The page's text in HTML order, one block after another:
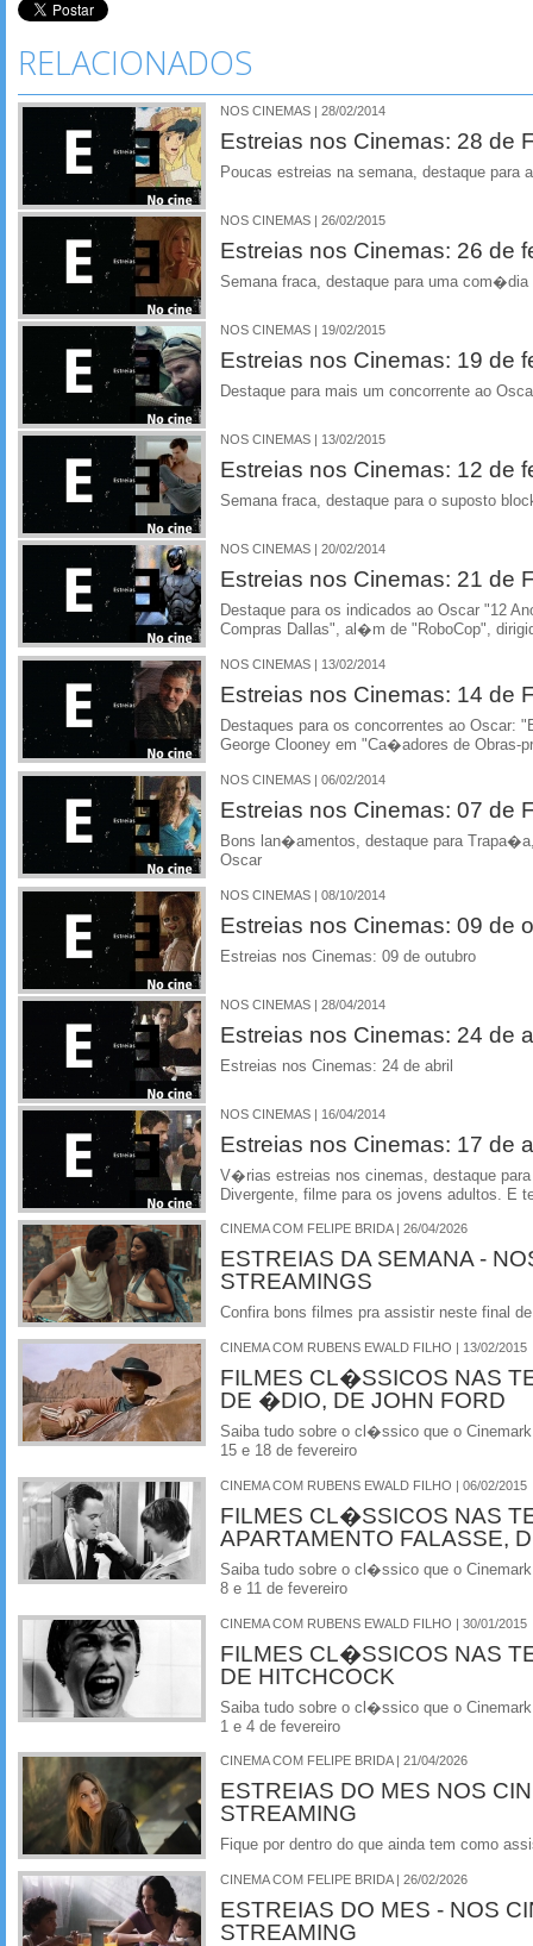
RELACIONADOS
NOS CINEMAS | 28/02/2014
Estreias nos Cinemas: 28 de
Poucas estreias na semana, destaque
NOS CINEMAS | 26/02/2015
Estreias nos Cinemas: 26 de
Semana fraca, destaque para uma com�dia
NOS CINEMAS | 19/02/2015
Estreias nos Cinemas: 19 de
Destaque para mais um concorrente ao
NOS CINEMAS | 13/02/2015
Estreias nos Cinemas: 12 de
Semana fraca, destaque para o suposto
NOS CINEMAS | 20/02/2014
Estreias nos Cinemas: 21 de
Destaque para os indicados ao Oscar "12
Compras Dallas", al�m de "RoboCop",
NOS CINEMAS | 13/02/2014
Estreias nos Cinemas: 14 de
Destaques para os concorrentes ao Oscar:
George Clooney em "Ca�adores de Obras-
NOS CINEMAS | 06/02/2014
Estreias nos Cinemas: 07 de
Bons lan�amentos, destaque para
Oscar
NOS CINEMAS | 08/10/2014
Estreias nos Cinemas: 09 de
Estreias nos Cinemas: 09 de outubro
NOS CINEMAS | 28/04/2014
Estreias nos Cinemas: 24 de
Estreias nos Cinemas: 24 de abril
NOS CINEMAS | 16/04/2014
Estreias nos Cinemas: 17 de
V�rias estreias nos cinemas, destaque
Divergente, filme para os jovens adultos. E
CINEMA COM FELIPE BRIDA | 26/04/2026
ESTREIAS DA SEMANA -
STREAMINGS
Confira bons filmes pra assistir neste final
CINEMA COM RUBENS EWALD FILHO | 13/02/2015
FILMES CL�SSICOS NAS
DE �DIO, DE JOHN FORD
Saiba tudo sobre o cl�ssico que o
15 e 18 de fevereiro
CINEMA COM RUBENS EWALD FILHO | 06/02/2015
FILMES CL�SSICOS NAS
APARTAMENTO FALASSE,
Saiba tudo sobre o cl�ssico que o
8 e 11 de fevereiro
CINEMA COM RUBENS EWALD FILHO | 30/01/2015
FILMES CL�SSICOS NAS
DE HITCHCOCK
Saiba tudo sobre o cl�ssico que o
1 e 4 de fevereiro
CINEMA COM FELIPE BRIDA | 21/04/2026
ESTREIAS DO MES NOS
STREAMING
Fique por dentro do que ainda tem como
CINEMA COM FELIPE BRIDA | 26/02/2026
ESTREIAS DO MES - NOS
STREAMING